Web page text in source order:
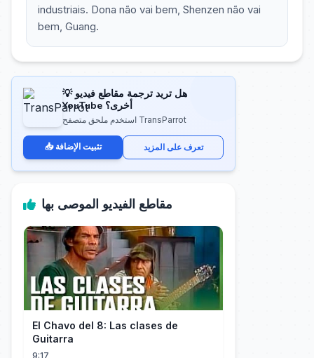
industriais. Dona não vai bem, Shenzen não vai
bem, Guang.
💡 هل تريد ترجمة مقاطع فيديو
YouTube أخرى؟
استخدم ملحق متصفح TransParrot
📥 تثبيت الإضافة تعرف على المزيد
مقاطع الفيديو الموصى بها
El Chavo del 8: Las clases de
Guitarra
9:17